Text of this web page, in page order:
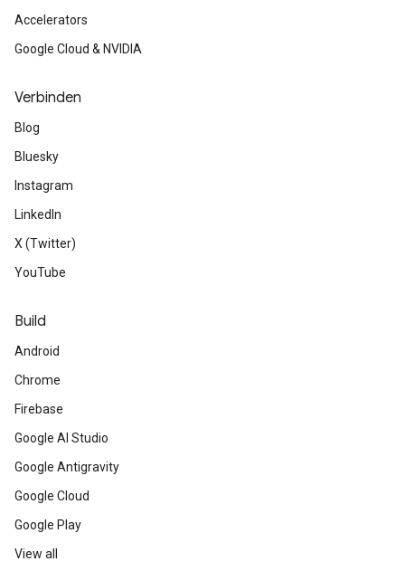
Accelerators
Google Cloud & NVIDIA
Verbinden
Blog
Bluesky
Instagram
LinkedIn
X (Twitter)
YouTube
Build
Android
Chrome
Firebase
Google AI Studio
Google Antigravity
Google Cloud
Google Play
View all